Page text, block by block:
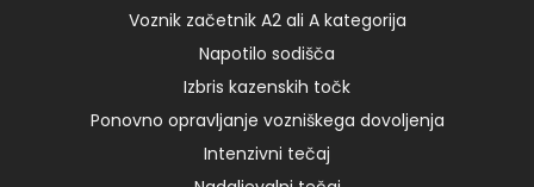
Voznik začetnik A2 ali A kategorija
Napotilo sodišča
Izbris kazenskih točk
Ponovno opravljanje vozniškega dovoljenja
Intenzivni tečaj